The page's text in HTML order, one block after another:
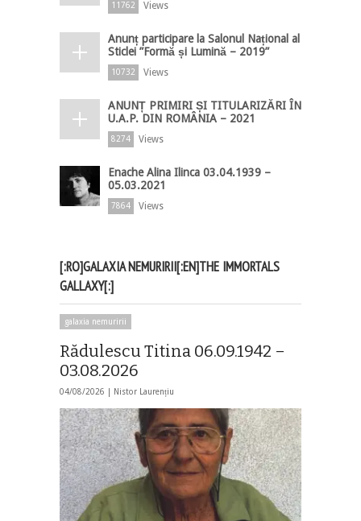
11762 Views
Anunț participare la Salonul Național al
Sticlei ”Formă și Lumină – 2019”
10732 Views
ANUNȚ PRIMIRI ȘI TITULARIZĂRI ÎN
U.A.P. DIN ROMÂNIA – 2021
8274 Views
Enache Alina Ilinca 03.04.1939 –
05.03.2021
7864 Views
[:RO]GALAXIA NEMURIRII[:EN]THE IMMORTALS
GALLAXY[:]
galaxia nemuririi
Rădulescu Titina 06.09.1942 –
03.08.2026
04/08/2026 | Nistor Laurențiu